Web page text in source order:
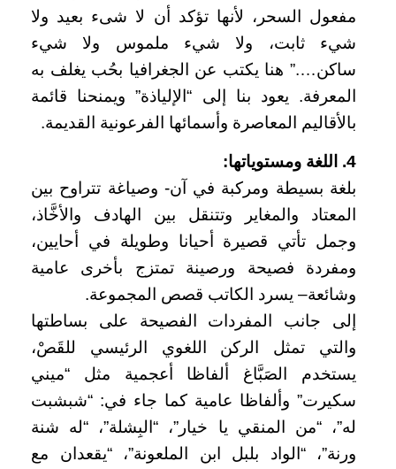
مفعول السحر، لأنها تؤكد أن لا شىء بعيد ولا
شيء ثابت، ولا شيء ملموس ولا شيء
ساكن….” هنا يكتب عن الجغرافيا بحُب يغلف به
المعرفة. يعود بنا إلى “الإلياذة” ويمنحنا قائمة
بالأقاليم المعاصرة وأسمائها الفرعونية القديمة.
4. اللغة ومستوياتها:
بلغة بسيطة ومركبة في آن- وصياغة تتراوح بين
المعتاد والمغاير وتتنقل بين الهادف والأخَّاذ،
وجمل تأتي قصيرة أحيانا وطويلة في أحايين،
ومفردة فصيحة ورصينة تمتزج بأخرى عامية
وشائعة– يسرد الكاتب قصص المجموعة.
إلى جانب المفردات الفصيحة على بساطتها
والتي تمثل الركن اللغوي الرئيسي للقَصْ،
يستخدم الصَبَّاغ ألفاظا أعجمية مثل “ميني
سكيرت” وألفاظا عامية كما جاء في: “شبشبت
له”، “من المنقي يا خيار”، “البِشلة”، “له شنة
ورنة”، “الواد بلبل ابن الملعونة”، “يقعدان مع